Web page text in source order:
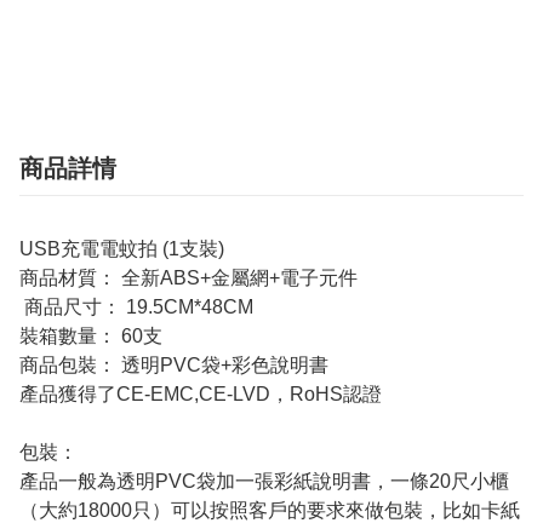
商品詳情
USB充電電蚊拍 (1支裝)
商品材質： 全新ABS+金屬網+電子元件
商品尺寸： 19.5CM*48CM
裝箱數量： 60支
商品包裝： 透明PVC袋+彩色說明書
產品獲得了CE-EMC,CE-LVD，RoHS認證
包裝：
產品一般為透明PVC袋加一張彩紙說明書，一條20尺小櫃
（大約18000只）可以按照客戶的要求來做包裝，比如卡紙